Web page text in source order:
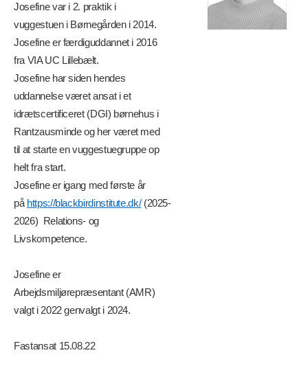
Josefine var i 2. praktik i
vuggestuen i Børnegården i 2014.
Josefine er færdiguddannet i 2016
fra VIA UC Lillebælt.
Josefine har siden hendes
uddannelse været ansat i et
idrætscertificeret (DGI) børnehus i
Rantzausminde og her været med
til at starte en vuggestuegruppe op
helt fra start.
Josefine er igang med første år
på https://blackbirdinstitute.dk/(2025-
2026) Relations- og
Livskompetence.
Josefine er
Arbejdsmiljørepræsentant (AMR)
valgt i 2022 genvalgt i 2024.
Fastansat 15.08.22